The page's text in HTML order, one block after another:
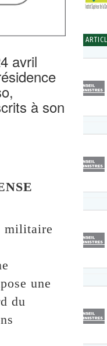
avril
à son
militaire
une
du